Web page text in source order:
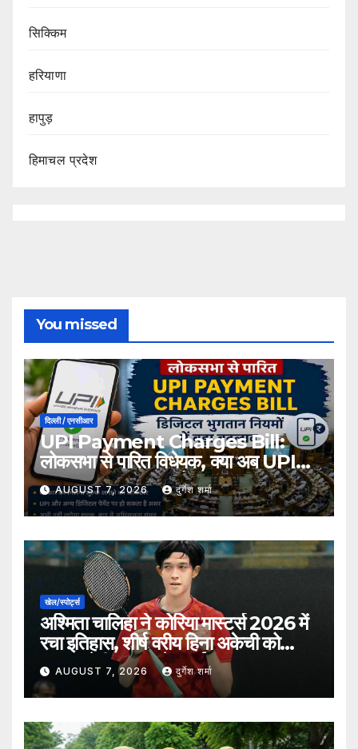
सिक्किम
हरियाणा
हापुड़
हिमाचल प्रदेश
You missed
दिल्ली / एनसीआर
UPI Payment Charges Bill:
लोकसभा से पारित विधेयक, क्या अब UPI
भुगतान पर लग सकता है शुल्क?
AUGUST 7, 2026 दुर्गेश शर्मा
खेल/स्पोर्ट्स
अश्मिता चालिहा ने कोरिया मास्टर्स 2026 में
रचा इतिहास, शीर्ष वरीय हिना अकेची को
हराकर सेमीफाइनल में बनाई जगह
AUGUST 7, 2026 दुर्गेश शर्मा